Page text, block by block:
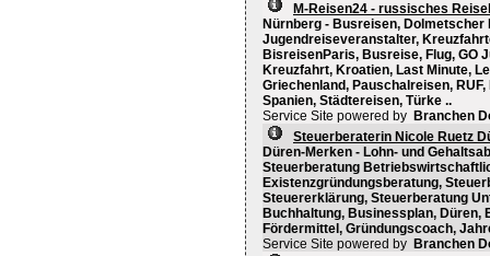
M-Reisen24 - russisches
Nürnberg - Busreisen,
Jugendreiseveranstalter,
BisreisenParis, Busreise, Flug, GO
Kreuzfahrt, Kroatien, Last Minute,
Griechenland, Pauschalreisen,
Spanien, Städtereisen, Türke ..
Service Site powered by Branchen
Steuerberaterin Nicole Ruetz
Düren-Merken - Lohn- und
Steuerberatung
Existenzgründungsberatung,
Steuererklärung, Steuerberatung
Buchhaltung, Businessplan, Düren,
Fördermittel, Gründungscoach,
Service Site powered by Branchen